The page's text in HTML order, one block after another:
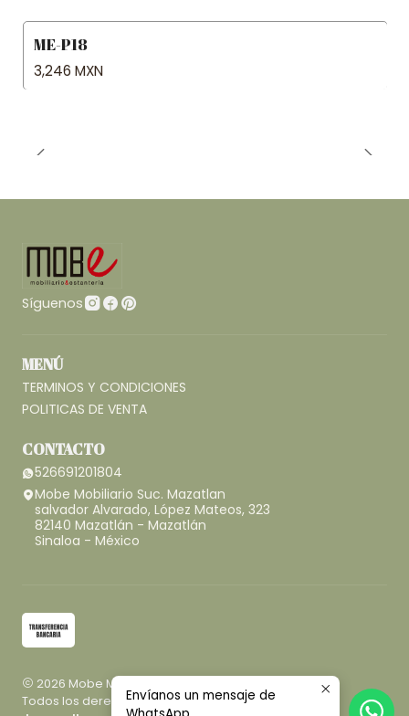
ME-P18
3,246 MXN
Síguenos
MENÚ
TERMINOS Y CONDICIONES
POLITICAS DE VENTA
CONTACTO
526691201804
Mobe Mobiliario Suc. Mazatlan
salvador Alvarado, López Mateos, 323
82140 Mazatlán - Mazatlán
Sinaloa - México
2026 Mobe Mobiliario.
Todos los derechos reservados.Desarrollado por
Envíanos un mensaje de